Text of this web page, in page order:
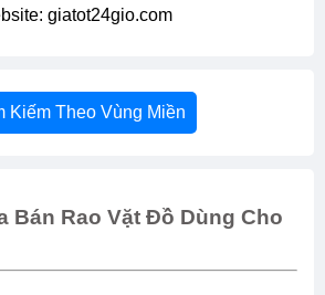
giatot24gio.com
Kiếm Theo Vùng Miền
Bán Rao Vặt Đồ Dùng Cho